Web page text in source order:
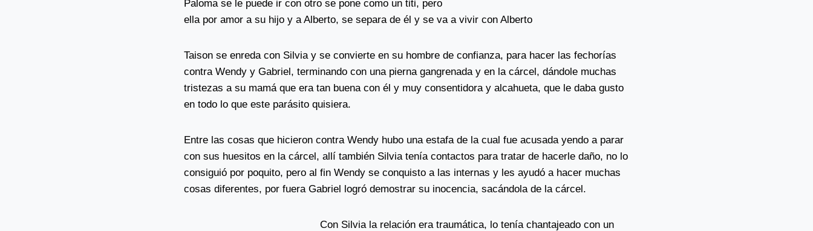
Paloma se le puede ir con otro se pone como un titi, pero
ella por amor a su hijo y a Alberto, se separa de él y se va a vivir con Alberto
Taison se enreda con Silvia y se convierte en su hombre de confianza, para hacer las fechorías
contra Wendy y Gabriel, terminando con una pierna gangrenada y en la cárcel, dándole muchas
tristezas a su mamá que era tan buena con él y muy consentidora y alcahueta, que le daba gusto
en todo lo que este parásito quisiera.
Entre las cosas que hicieron contra Wendy hubo una estafa de la cual fue acusada yendo a parar
con sus huesitos en la cárcel, allí también Silvia tenía contactos para tratar de hacerle daño, no lo
consiguió por poquito, pero al fin Wendy se conquisto a las internas y les ayudó a hacer muchas
cosas diferentes, por fuera Gabriel logró demostrar su inocencia, sacándola de la cárcel.
Con Silvia la relación era traumática, lo tenía chantajeado con un